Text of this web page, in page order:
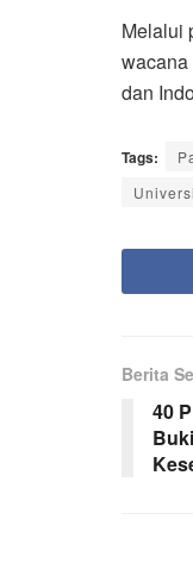
Melalui
dan
Tags:
Berita
40